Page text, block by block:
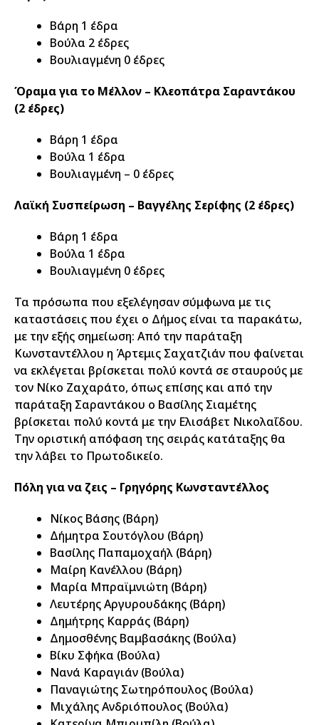
Βάρη 1 έδρα
Βούλα 2 έδρες
Βουλιαγμένη 0 έδρες
Όραμα για το Μέλλον – Κλεοπάτρα Σαραντάκου
(2 έδρες)
Βάρη 1 έδρα
Βούλα 1 έδρα
Βουλιαγμένη – 0 έδρες
Λαϊκή Συσπείρωση – Βαγγέλης Σερίφης (2 έδρες)
Βάρη 1 έδρα
Βούλα 1 έδρα
Βουλιαγμένη 0 έδρες
Τα πρόσωπα που εξελέγησαν σύμφωνα με τις
καταστάσεις που έχει ο Δήμος είναι τα παρακάτω,
με την εξής σημείωση: Από την παράταξη
Κωνσταντέλλου η Άρτεμις Σαχατζιάν που φαίνεται
να εκλέγεται βρίσκεται πολύ κοντά σε σταυρούς με
τον Νίκο Ζαχαράτο, όπως επίσης και από την
παράταξη Σαραντάκου ο Βασίλης Σιαμέτης
βρίσκεται πολύ κοντά με την Ελισάβετ Νικολαΐδου.
Την οριστική απόφαση της σειράς κατάταξης θα
την λάβει το Πρωτοδικείο.
Πόλη για να ζεις – Γρηγόρης Κωνσταντέλλος
Νίκος Βάσης (Βάρη)
Δήμητρα Σουτόγλου (Βάρη)
Βασίλης Παπαμοχαήλ (Βάρη)
Μαίρη Κανέλλου (Βάρη)
Μαρία Μπραϊμνιώτη (Βάρη)
Λευτέρης Αργυρουδάκης (Βάρη)
Δημήτρης Καρράς (Βάρη)
Δημοσθένης Βαμβασάκης (Βούλα)
Βίκυ Σφήκα (Βούλα)
Νανά Καραγιάν (Βούλα)
Παναγιώτης Σωτηρόπουλος (Βούλα)
Μιχάλης Ανδριόπουλος (Βούλα)